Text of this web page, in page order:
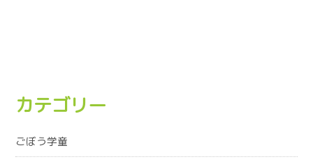
カテゴリー
ごぼう学童